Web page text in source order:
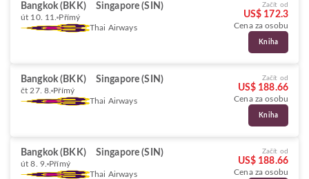
Bangkok (BKK) Singapore (SIN)
út 10. 11. Přímý
Thai Airways
Začít od
US$ 172.3
Cena za osobu
Kniha
Bangkok (BKK) Singapore (SIN)
čt 27. 8. Přímý
Thai Airways
Začít od
US$ 188.66
Cena za osobu
Kniha
Bangkok (BKK) Singapore (SIN)
út 8. 9. Přímý
Thai Airways
Začít od
US$ 188.66
Cena za osobu